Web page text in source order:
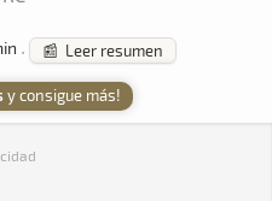
· 📰 Leer resumen
y consigue más!